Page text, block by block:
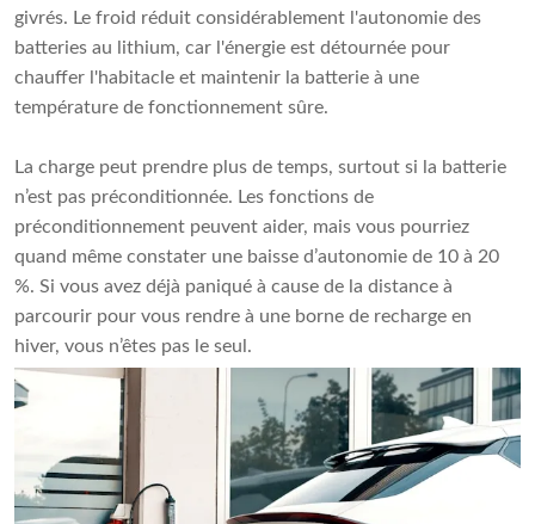
givrés. Le froid réduit considérablement l'autonomie des
batteries au lithium, car l'énergie est détournée pour
chauffer l'habitacle et maintenir la batterie à une
température de fonctionnement sûre.
La charge peut prendre plus de temps, surtout si la batterie
n’est pas préconditionnée. Les fonctions de
préconditionnement peuvent aider, mais vous pourriez
quand même constater une baisse d’autonomie de 10 à 20
%. Si vous avez déjà paniqué à cause de la distance à
parcourir pour vous rendre à une borne de recharge en
hiver, vous n’êtes pas le seul.